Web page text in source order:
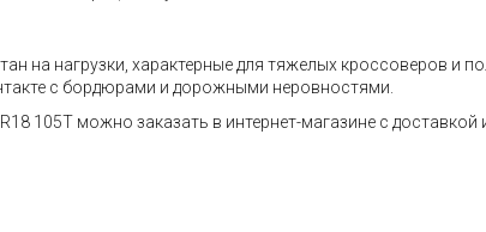
на нагрузки, характерные для тяжелых кроссоверов и
с бордюрами и дорожными неровностями.
105T можно заказать в интернет-магазине с